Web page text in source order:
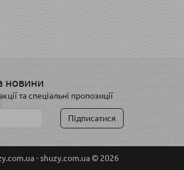
новини
та спеціальні пропозиції
Підписатися
- shuzy.com.ua © 2026